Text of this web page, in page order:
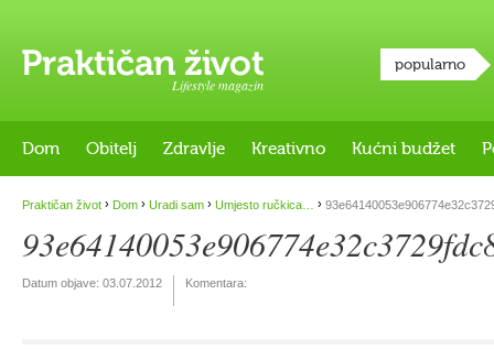
Lifestyle magazin
popularno
Dom Obitelj Zdravlje Kreativno Kućni budžet
Praktičan život › Dom › Uradi sam › Umjesto ručkica… ›
Datum objave: 03.07.2012 Komentara: